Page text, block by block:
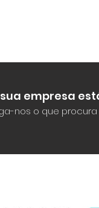
empresa
nos o que